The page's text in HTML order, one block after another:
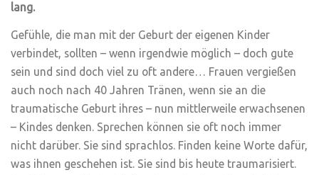
lang.
Gefühle, die man mit der Geburt der eigenen Kinder
verbindet, sollten – wenn irgendwie möglich – doch gute
sein und sind doch viel zu oft andere… Frauen vergießen
auch noch nach 40 Jahren Tränen, wenn sie an die
traumatische Geburt ihres – nun mittlerweile erwachsenen
– Kindes denken. Sprechen können sie oft noch immer
nicht darüber. Sie sind sprachlos. Finden keine Worte dafür,
was ihnen geschehen ist. Sie sind bis heute traumarisiert.